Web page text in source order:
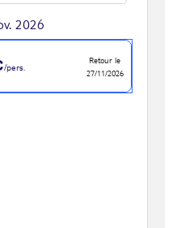
2026
/pers.
Retour le
27/11/2026